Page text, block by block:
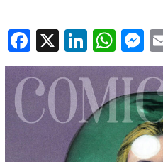
Facebook
X LinkedIn